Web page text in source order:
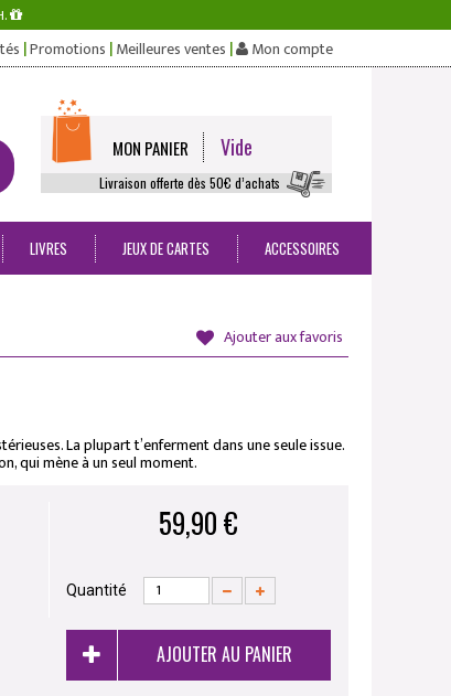
|Promotions |Meilleures ventes | Mon compte
MON PANIER Vide
Livraison offerte dès 50€ d’achats
LIVRES JEUX DE CARTES ACCESSOIRES
Ajouter aux favoris
La plupart t’enferment dans une seule issue.
qui mène à un seul moment.
59,90 €
Quantité
AJOUTER AU PANIER